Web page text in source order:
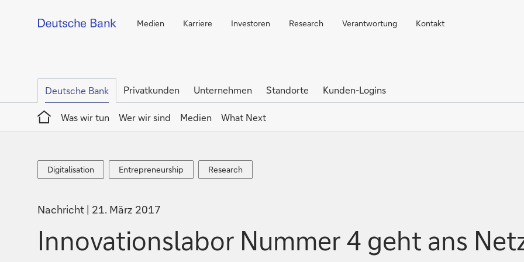
Medien Karriere Investoren Research Verantwortung Kontakt
Deutsche Bank Privatkunden Unternehmen Standorte
Kunden-Logins
Home
Was wir tun
Wer wir sind Medien What Next
Digitalisation
Digitalisation
Entrepreneurship
Entrepreneurship
Research
Research
Nachricht 21. März 2017
Innovationslabor Nummer 4 geht ans